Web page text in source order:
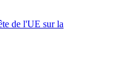
de l'UE sur la